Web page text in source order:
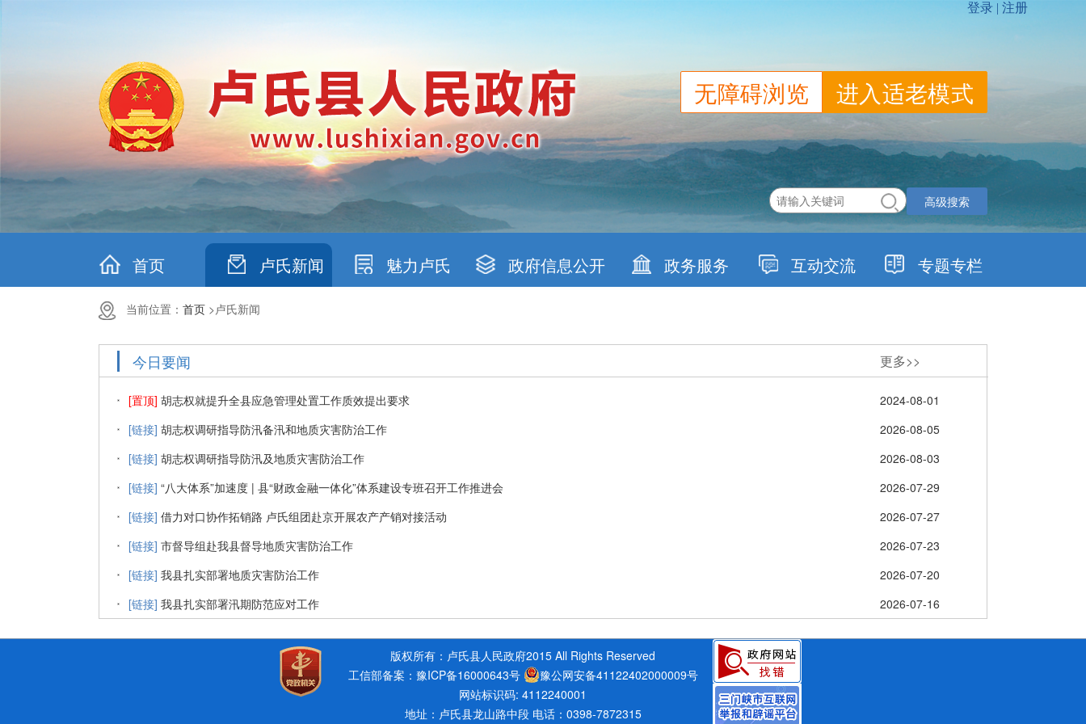
无障碍浏览 进入适老模式
高级搜索
首页 卢氏新闻 魅力卢氏 政府信息公开 政务服务 互动交流 专题专栏
当前位置： 首页 >卢氏新闻
今日要闻 更多>>
[置顶] 胡志权就提升全县应急管理处置工作质效提出要求
2024-08-01
[链接] 胡志权调研指导防汛备汛和地质灾害防治工作
2026-08-05
[链接] 胡志权调研指导防汛及地质灾害防治工作
2026-08-03
[链接] “八大体系”加速度 | 县“财政金融一体化”体系建设专班召开工作推进会
2026-07-29
[链接] 借力对口协作拓销路 卢氏组团赴京开展农产产销对接活动
2026-07-27
[链接] 市督导组赴我县督导地质灾害防治工作
2026-07-23
[链接] 我县扎实部署地质灾害防治工作
2026-07-20
[链接] 我县扎实部署汛期防范应对工作 2026-07-16
版权所有：卢氏县人民政府2015 All Rights Reserved
工信部备案：豫ICP备16000643号
豫公网安备41122402000009号
网站标识码: 4112240001
地址：卢氏县龙山路中段 电话：0398-7872315